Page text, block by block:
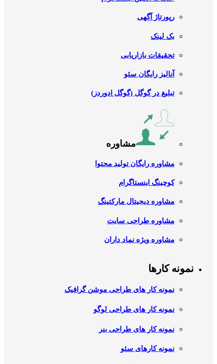
رپورتاژ آگهی
بک لینک
تحقیقات بازاریابی
آنالیز رایگان سئو
تبلیغ در گوگل (گوگل ادوردز)
مشاوره
مشاوره رایگان تولید محتوا
کوچینگ اینستاگرام
مشاوره دیجیتال مارکتینگ
مشاوره طراحی سایت
مشاوره ویژه نماد داران
نمونه کارها
نمونه کار های طراحی موشن گرافیک
نمونه کار های طراحی لوگو
نمونه کار های طراحی بنر
نمونه کارهای سئو